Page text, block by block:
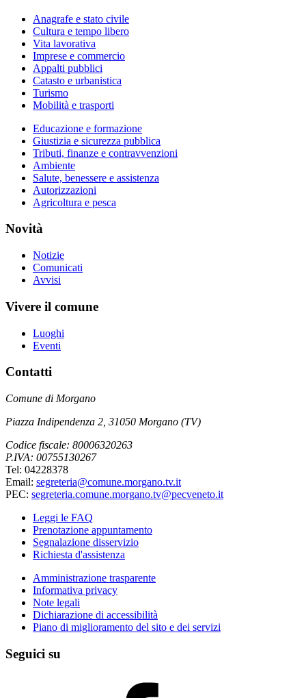
Anagrafe e stato civile
Cultura e tempo libero
Vita lavorativa
Imprese e commercio
Appalti pubblici
Catasto e urbanistica
Turismo
Mobilità e trasporti
Educazione e formazione
Giustizia e sicurezza pubblica
Tributi, finanze e contravvenzioni
Ambiente
Salute, benessere e assistenza
Autorizzazioni
Agricoltura e pesca
Novità
Notizie
Comunicati
Avvisi
Vivere il comune
Luoghi
Eventi
Contatti
Comune di Morgano
Piazza Indipendenza 2, 31050 Morgano (TV)
Codice fiscale: 80006320263
P.IVA: 00755130267
Tel: 04228378
Email: segreteria@comune.morgano.tv.it
PEC: segreteria.comune.morgano.tv@pecveneto.it
Leggi le FAQ
Prenotazione appuntamento
Segnalazione disservizio
Richiesta d'assistenza
Amministrazione trasparente
Informativa privacy
Note legali
Dichiarazione di accessibilità
Piano di miglioramento del sito e dei servizi
Seguici su